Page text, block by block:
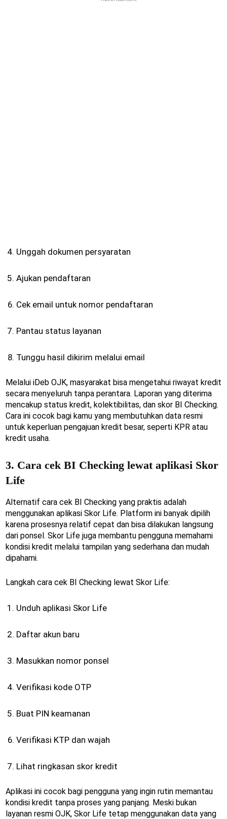
Unggah dokumen persyaratan
Ajukan pendaftaran
Cek email untuk nomor pendaftaran
Pantau status layanan
Tunggu hasil dikirim melalui email
Melalui iDeb OJK, masyarakat bisa mengetahui riwayat kredit
secara menyeluruh tanpa perantara. Laporan yang diterima
mencakup status kredit, kolektibilitas, dan skor BI Checking.
Cara ini cocok bagi kamu yang membutuhkan data resmi
untuk keperluan pengajuan kredit besar, seperti KPR atau
kredit usaha.
3. Cara cek BI Checking lewat aplikasi Skor
Life
Alternatif cara cek BI Checking yang praktis adalah
menggunakan aplikasi Skor Life. Platform ini banyak dipilih
karena prosesnya relatif cepat dan bisa dilakukan langsung
dari ponsel. Skor Life juga membantu pengguna memahami
kondisi kredit melalui tampilan yang sederhana dan mudah
dipahami.
Langkah cara cek BI Checking lewat Skor Life:
Unduh aplikasi Skor Life
Daftar akun baru
Masukkan nomor ponsel
Verifikasi kode OTP
Buat PIN keamanan
Verifikasi KTP dan wajah
Lihat ringkasan skor kredit
Aplikasi ini cocok bagi pengguna yang ingin rutin memantau
kondisi kredit tanpa proses yang panjang. Meski bukan
layanan resmi OJK, Skor Life tetap menggunakan data yang